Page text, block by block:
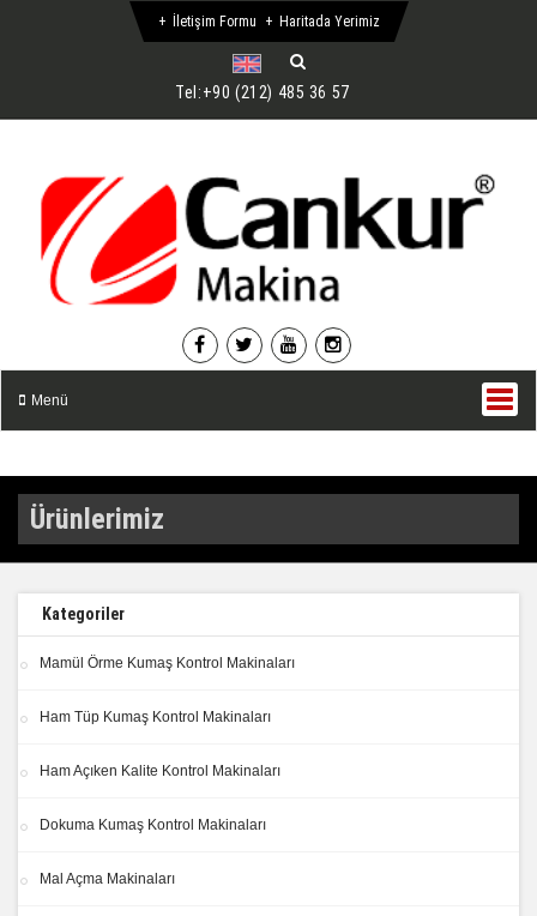
Tel:+90 (212) 485 36 57
İletişim Formu Haritada Yerimiz
Menü
Ürünlerimiz
Kategoriler
Mamül Örme Kumaş Kontrol Makinaları
Ham Tüp Kumaş Kontrol Makinaları
Ham Açıken Kalite Kontrol Makinaları
Dokuma Kumaş Kontrol Makinaları
Mal Açma Makinaları